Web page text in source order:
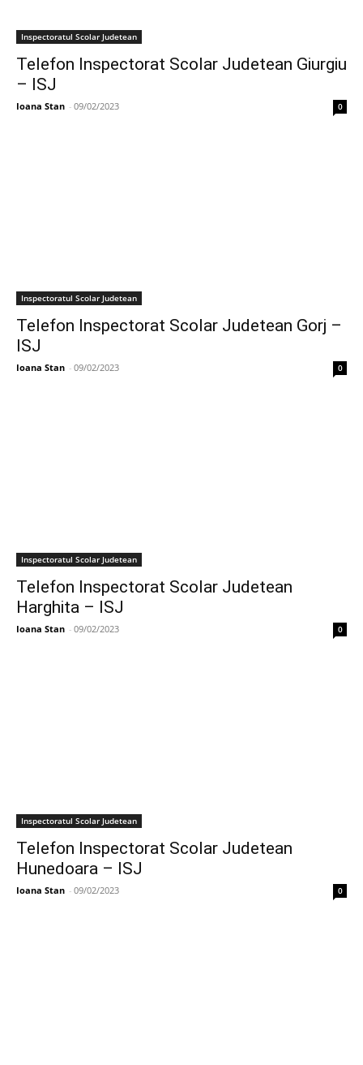
Inspectoratul Scolar Judetean
Telefon Inspectorat Scolar Judetean Giurgiu
– ISJ
Ioana Stan - 09/02/2023 0
Inspectoratul Scolar Judetean
Telefon Inspectorat Scolar Judetean Gorj –
ISJ
Ioana Stan - 09/02/2023 0
Inspectoratul Scolar Judetean
Telefon Inspectorat Scolar Judetean
Harghita – ISJ
Ioana Stan - 09/02/2023 0
Inspectoratul Scolar Judetean
Telefon Inspectorat Scolar Judetean
Hunedoara – ISJ
Ioana Stan - 09/02/2023 0